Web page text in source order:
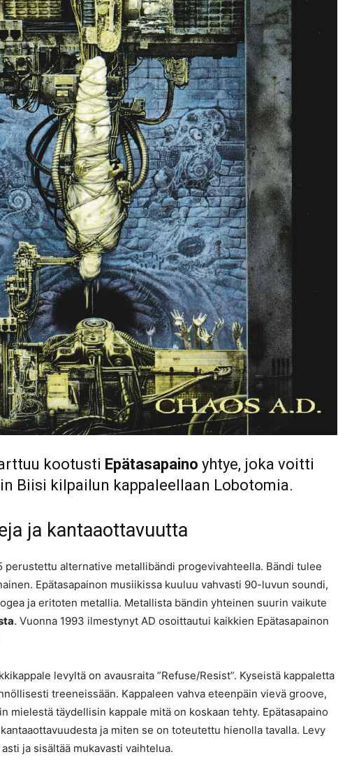
kootusti Epätasapaino yhtye, joka voitti
Biisi kilpailun kappaleellaan Lobotomia.
ja kantaaottavuutta
perustettu alternative metallibändi progevivahteella. Bändi tulee
Epätasapainon musiikissa kuuluu vahvasti 90-luvun soundi,
ja eritoten metallia. Metallista bändin yhteinen suurin vaikute
. Vuonna 1993 ilmestynyt AD osoittautui kaikkien Epätasapainon
levyltä on avausraita ”Refuse/Resist”. Kyseistä kappaletta
treeneissään. Kappaleen vahva eteenpäin vievä groove,
mielestä täydellisin kappale mitä on koskaan tehty. Epätasapaino
ja miten se on toteutettu hienolla tavalla. Levy
ja sisältää mukavasti vaihtelua.